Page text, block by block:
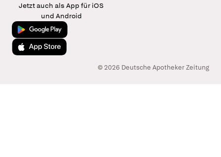
Jetzt auch als App für iOS
und Android
Jetzt bei Google Play
Laden im App Store
© 2026 Deutsche Apotheker Zeitung